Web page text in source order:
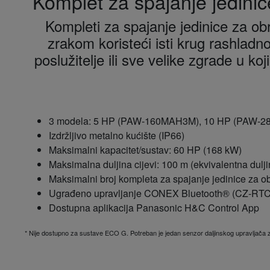
Kompleti za spajanje jedinice za
zrakom koristeći isti krug
poslužitelje ili sve velike zgrade u
3 modela: 5 HP (PAW-160MAH3M), 10 HP (PAW-
Izdržljivo metalno kućište (IP66)
Maksimalni kapacitet/sustav: 60 HP (168 kW)
Maksimalna duljina cijevi: 100 m (ekvivalentna
Maksimalni broj kompleta za spajanje jedinice za
Ugrađeno upravljanje CONEX Bluetooth® (CZ-
Dostupna aplikacija Panasonic H&C Control App
* Nije dostupno za sustave ECO G. Potreban je jedan senzor daljinskog upravljača